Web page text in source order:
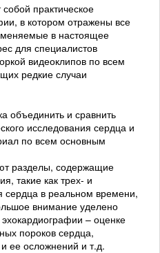
практическое
в котором отражены все
в настоящее
для специалистов
видеоклипов по всем
редкие случаи
объединить и сравнить
исследования сердца и
по всем основным
разделы, содержащие
такие как трех- и
сердца в реальном времени,
внимание уделено
– оценке
пороков сердца,
ее осложнений и т.д.